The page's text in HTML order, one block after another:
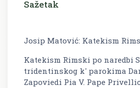
Sažetak
Josip Matović: Katekism
Katekism Rimski po naredbi
tridentinskog k' parokima
Zapoviedi Pia V. Pape